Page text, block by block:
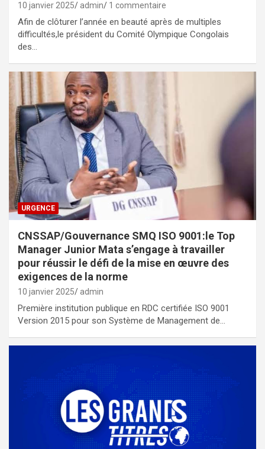
10 janvier 2025 admin 1 commentaire
Afin de clôturer l’année en beauté après de multiples
difficultés,le président du Comité Olympique Congolais
des…
URGENCE
CNSSAP/Gouvernance SMQ ISO 9001:le Top
Manager Junior Mata s’engage à travailler
pour réussir le défi de la mise en œuvre des
exigences de la norme
10 janvier 2025 admin
Première institution publique en RDC certifiée ISO 9001
Version 2015 pour son Système de Management de…